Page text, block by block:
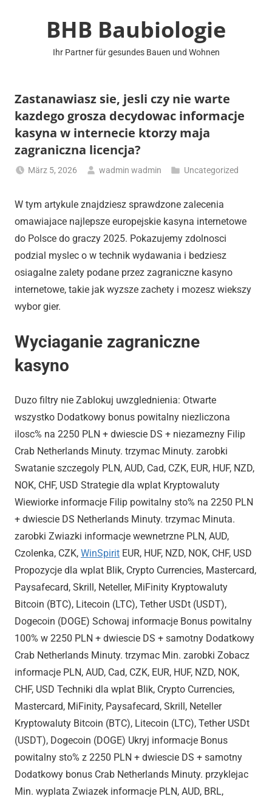
BHB Baubiologie
Ihr Partner für gesundes Bauen und Wohnen
Zastanawiasz sie, jesli czy nie warte
kazdego grosza decydowac informacje
kasyna w internecie ktorzy maja
zagraniczna licencja?
März 5, 2026 wadmin wadmin Uncategorized
W tym artykule znajdziesz sprawdzone zalecenia
omawiajace najlepsze europejskie kasyna internetowe
do Polsce do graczy 2025. Pokazujemy zdolnosci
podzial myslec o w technik wydawania i bedziesz
osiagalne zalety podane przez zagraniczne kasyno
internetowe, takie jak wyzsze zachety i mozesz wiekszy
wybor gier.
Wyciaganie zagraniczne
kasyno
Duzo filtry nie Zablokuj uwzglednienia: Otwarte
wszystko Dodatkowy bonus powitalny niezliczona
ilosc% na 2250 PLN + dwiescie DS + niezamezny Filip
Crab Netherlands Minuty. trzymac Minuty. zarobki
Swatanie szczegoly PLN, AUD, Cad, CZK, EUR, HUF, NZD,
NOK, CHF, USD Strategie dla wplat Kryptowaluty
Wiewiorke informacje Filip powitalny sto% na 2250 PLN
+ dwiescie DS Netherlands Minuty. trzymac Minuta.
zarobki Zwiazki informacje wewnetrzne PLN, AUD,
Czolenka, CZK, WinSpirit EUR, HUF, NZD, NOK, CHF, USD
Propozycje dla wplat Blik, Crypto Currencies, Mastercard,
Paysafecard, Skrill, Neteller, MiFinity Kryptowaluty
Bitcoin (BTC), Litecoin (LTC), Tether USDt (USDT),
Dogecoin (DOGE) Schowaj informacje Bonus powitalny
100% w 2250 PLN + dwiescie DS + samotny Dodatkowy
Crab Netherlands Minuty. trzymac Min. zarobki Zobacz
informacje PLN, AUD, Cad, CZK, EUR, HUF, NZD, NOK,
CHF, USD Techniki dla wplat Blik, Crypto Currencies,
Mastercard, MiFinity, Paysafecard, Skrill, Neteller
Kryptowaluty Bitcoin (BTC), Litecoin (LTC), Tether USDt
(USDT), Dogecoin (DOGE) Ukryj informacje Bonus
powitalny sto% z 2250 PLN + dwiescie DS + samotny
Dodatkowy bonus Crab Netherlands Minuty. przyklejac
Min. wyplata Zwiazek informacje PLN, AUD, BRL,